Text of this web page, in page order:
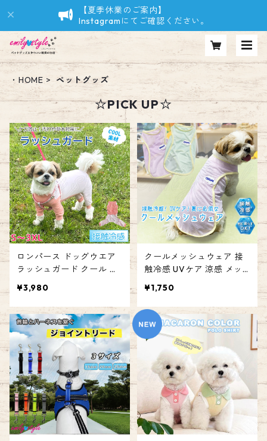
【夏季休業のご案内】
Instagramにてご確認ください。
・HOME ペットグッズ
☆PICK UP☆
ロンパース ドッグウエア
ラッシュガード クール ア
犬 ペット用品 夏 小型犬 ひ
んやり 涼しい サラサラ ス
トレッチ 着やすい お散歩
汚れ防止 ケガ防止 お出か
け ウェア 男の子 女の子 エ
ミリースタイル emilystyle
¥3,980
クールメッシュウェア 接
触冷感 UVケア 涼感 メッ
ペット ドッグ 犬 ウェア 服
クールウェア 暑さ対策 ひ
んやりウェア 夏 速乾 通気
性 暑さ対策グッズ 熱中症
対策 毛抜け防止 お散歩 お
出かけ かわいい エミリー
スタイル emilystyle
¥1,750